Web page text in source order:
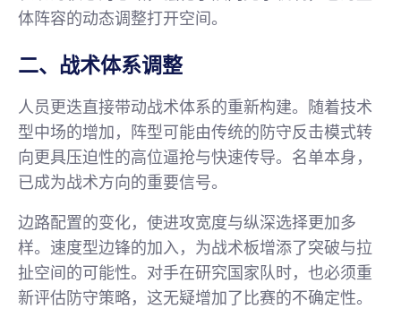
体阵容的动态调整打开空间。
二、战术体系调整
人员更迭直接带动战术体系的重新构建。随着技术
型中场的增加，阵型可能由传统的防守反击模式转
向更具压迫性的高位逼抢与快速传导。名单本身，
已成为战术方向的重要信号。
边路配置的变化，使进攻宽度与纵深选择更加多
样。速度型边锋的加入，为战术板增添了突破与拉
扯空间的可能性。对手在研究国家队时，也必须重
新评估防守策略，这无疑增加了比赛的不确定性。